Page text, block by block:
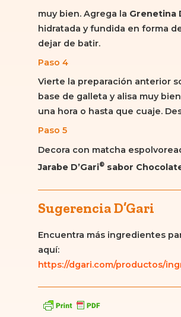
muy bien. Agrega la Grenetina
hidratada y fundida en forma
dejar de batir.
Paso 4
Vierte la preparación anterior
base de galleta y alisa muy
una hora o hasta que cuaje.
Paso 5
Decora con matcha
Jarabe D’Gari® sabor
Sugerencia D’Gari
Encuentra más ingredientes
aquí:
https://dgari.com/productos/